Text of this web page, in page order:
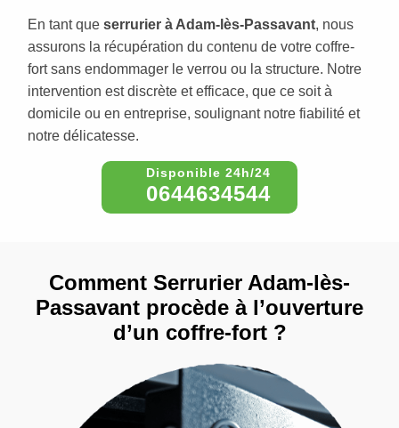
En tant que serrurier à Adam-lès-Passavant, nous
assurons la récupération du contenu de votre coffre-
fort sans endommager le verrou ou la structure. Notre
intervention est discrète et efficace, que ce soit à
domicile ou en entreprise, soulignant notre fiabilité et
notre délicatesse.
0644634544
Comment Serrurier Adam-lès-
Passavant procède à l’ouverture
d’un coffre-fort ?